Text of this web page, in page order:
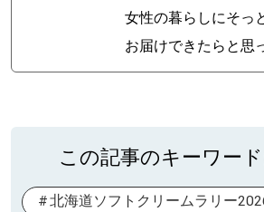
女性の暮らしにそっ
お届けできたらと思
この記事のキーワー
北海道ソフトクリームラリー